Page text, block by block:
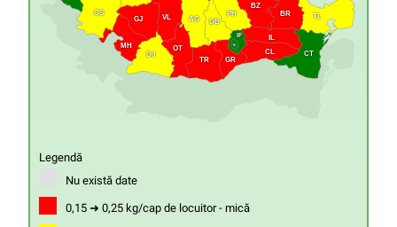
CS PH
IF
BZ
BR TL
CT
GR
DB
AG
VL
DJ
GJ
MH
OT
TR
B
CL
IL
Legendă
Nu există date
0,15 ➜ 0,25 kg/cap de locuitor - mică